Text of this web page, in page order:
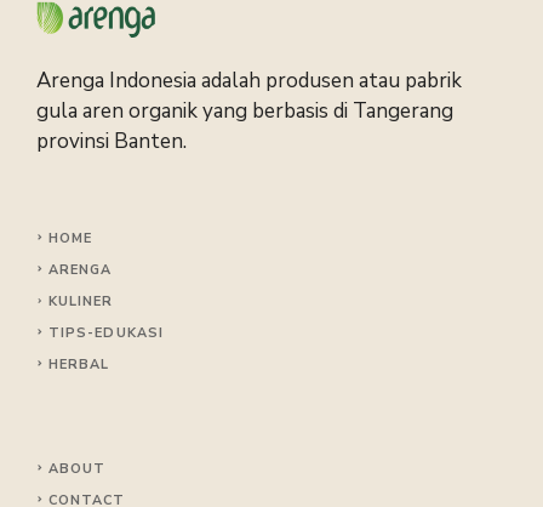
Arenga Indonesia adalah produsen atau pabrik
gula aren organik yang berbasis di Tangerang
provinsi Banten.
HOME
ARENGA
KULINER
TIPS -EDUKASI
HERBAL
ABOUT
CONTACT